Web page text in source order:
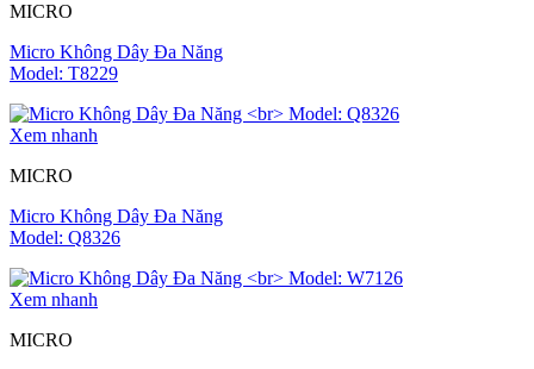
MICRO
Micro Không Dây Đa Năng
Model: T8229
Xem nhanh
MICRO
Micro Không Dây Đa Năng
Model: Q8326
Xem nhanh
MICRO